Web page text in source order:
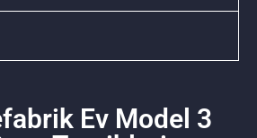
Ev Model 3